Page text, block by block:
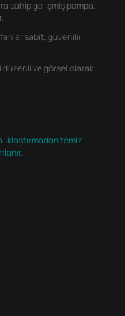
sahip gelişmiş pompa,
sabit, güvenilir
düzenli ve görsel olarak
temiz